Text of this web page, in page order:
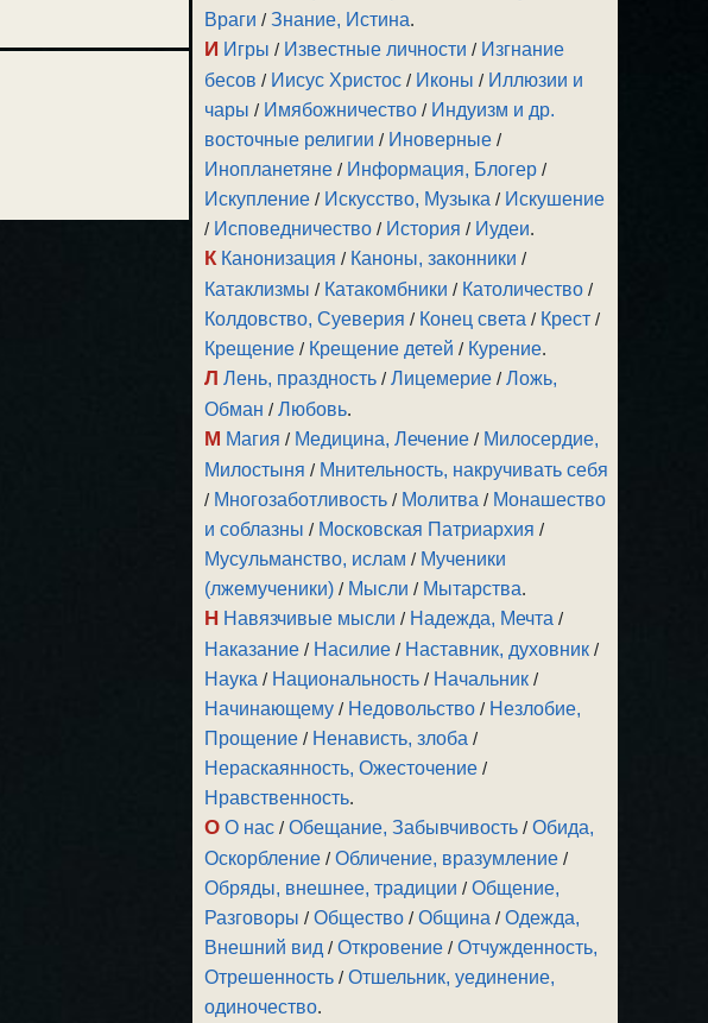
Враги /Знание, Истина.
И Игры / Известные личности / Изгнание
бесов / Иисус Христос / Иконы / Иллюзии и
чары / Имябожничество / Индуизм и др.
восточные религии / Иноверные /
Инопланетяне / Информация, Блогер /
Искупление / Искусство, Музыка / Искушение
/ Исповедничество / История / Иудеи.
К Канонизация / Каноны, законники /
Катаклизмы / Катакомбники / Католичество /
Колдовство, Суеверия / Конец света / Крест /
Крещение / Крещение детей / Курение.
Л Лень, праздность /Лицемерие /Ложь,
Обман /Любовь.
М Магия / Медицина, Лечение / Милосердие,
Милостыня / Мнительность, накручивать себя
/ Многозаботливость / Молитва / Монашество
и соблазны / Московская Патриархия /
Мусульманство, ислам / Мученики
(лжемученики) / Мысли / Мытарства.
Н Навязчивые мысли / Надежда, Мечта /
Наказание / Насилие / Наставник, духовник /
Наука / Национальность / Начальник /
Начинающему / Недовольство / Незлобие,
Прощение / Ненависть, злоба /
Нераскаянность, Ожесточение /
Нравственность.
О О нас /Обещание, Забывчивость /Обида,
Оскорбление /Обличение, вразумление /
Обряды, внешнее, традиции /Общение,
Разговоры /Общество /Община /Одежда,
Внешний вид /Откровение /Отчужденность,
Отрешенность /Отшельник, уединение,
одиночество.